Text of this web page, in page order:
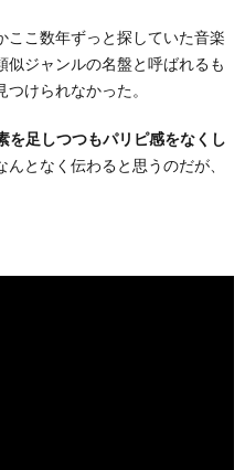
ここ数年ずっと探していた音楽
ジャンルの名盤と呼ばれるも
けられなかった。
を足しつつもパリピ感をなくし
んとなく伝わると思うのだが、